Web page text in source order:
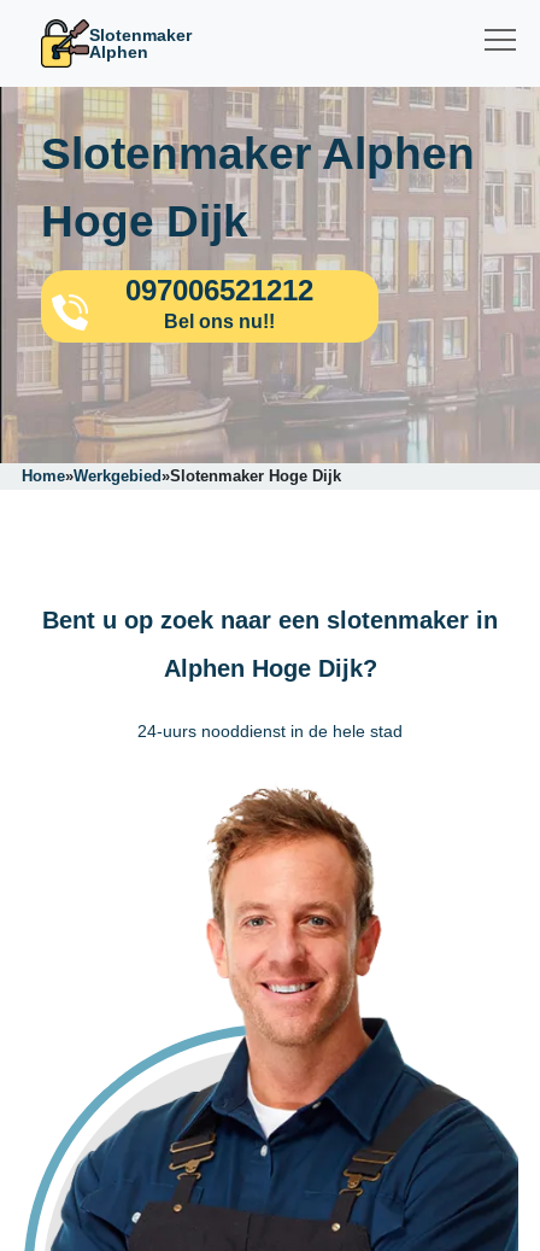
Slotenmaker
Alphen
Slotenmaker Alphen
Hoge Dijk
097006521212
Bel ons nu!!
Home»Werkgebied»Slotenmaker Hoge Dijk
Bent u op zoek naar een slotenmaker in
Alphen Hoge Dijk?
24-uurs nooddienst in de hele stad